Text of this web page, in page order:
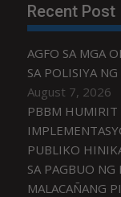
Recent Post
AGFO SA MGA
SA POLISIYA
August 7, 2026
PBBM HUMIRIT
PUBLIKO
SA PAGBUO NG
MALACAÑANG